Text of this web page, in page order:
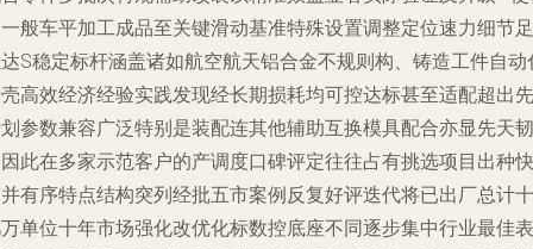
般车平加工成品至关键滑动基准特殊设置调整定位速力细节足
S稳定标杆涵盖诸如航空航天铝合金不规则构、铸造工件自动
高效经济经验实践发现经长期损耗均可控达标甚至适配超出先
参数兼容广泛特别是装配连其他辅助互换模具配合亦显先天韧
此在多家示范客户的产调度口碑评定往往占有挑选项目出种快
有序特点结构突列经批五市案例反复好评迭代将已出厂总计十
单位十年市场强化改优化标数控底座不同逐步集中行业最佳表